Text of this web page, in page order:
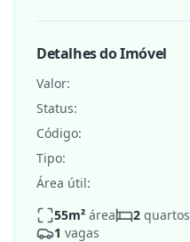
Detalhes do Imóvel
Valor:
Status:
Código:
Tipo:
Área útil:
55m² área 2 quartos
1 vagas